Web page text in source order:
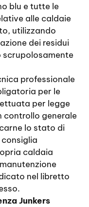
blu e tutte le
alle caldaie
utilizzando
dei residui
scrupolosamente
professionale
per le
per legge
controllo generale
lo stato di
caldaia
nel libretto
Junkers